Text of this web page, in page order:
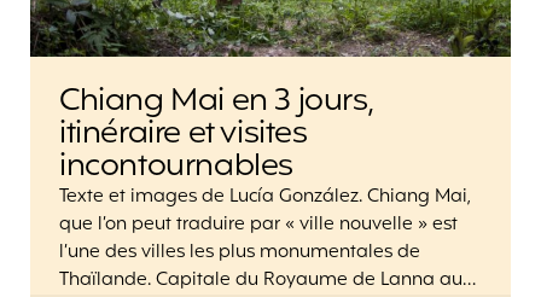
Chiang Mai en 3 jours,
itinéraire et visites
incontournables
Texte et images de Lucía González. Chiang Mai,
que l’on peut traduire par « ville nouvelle » est
l’une des villes les plus monumentales de
Thaïlande. Capitale du Royaume de Lanna au…